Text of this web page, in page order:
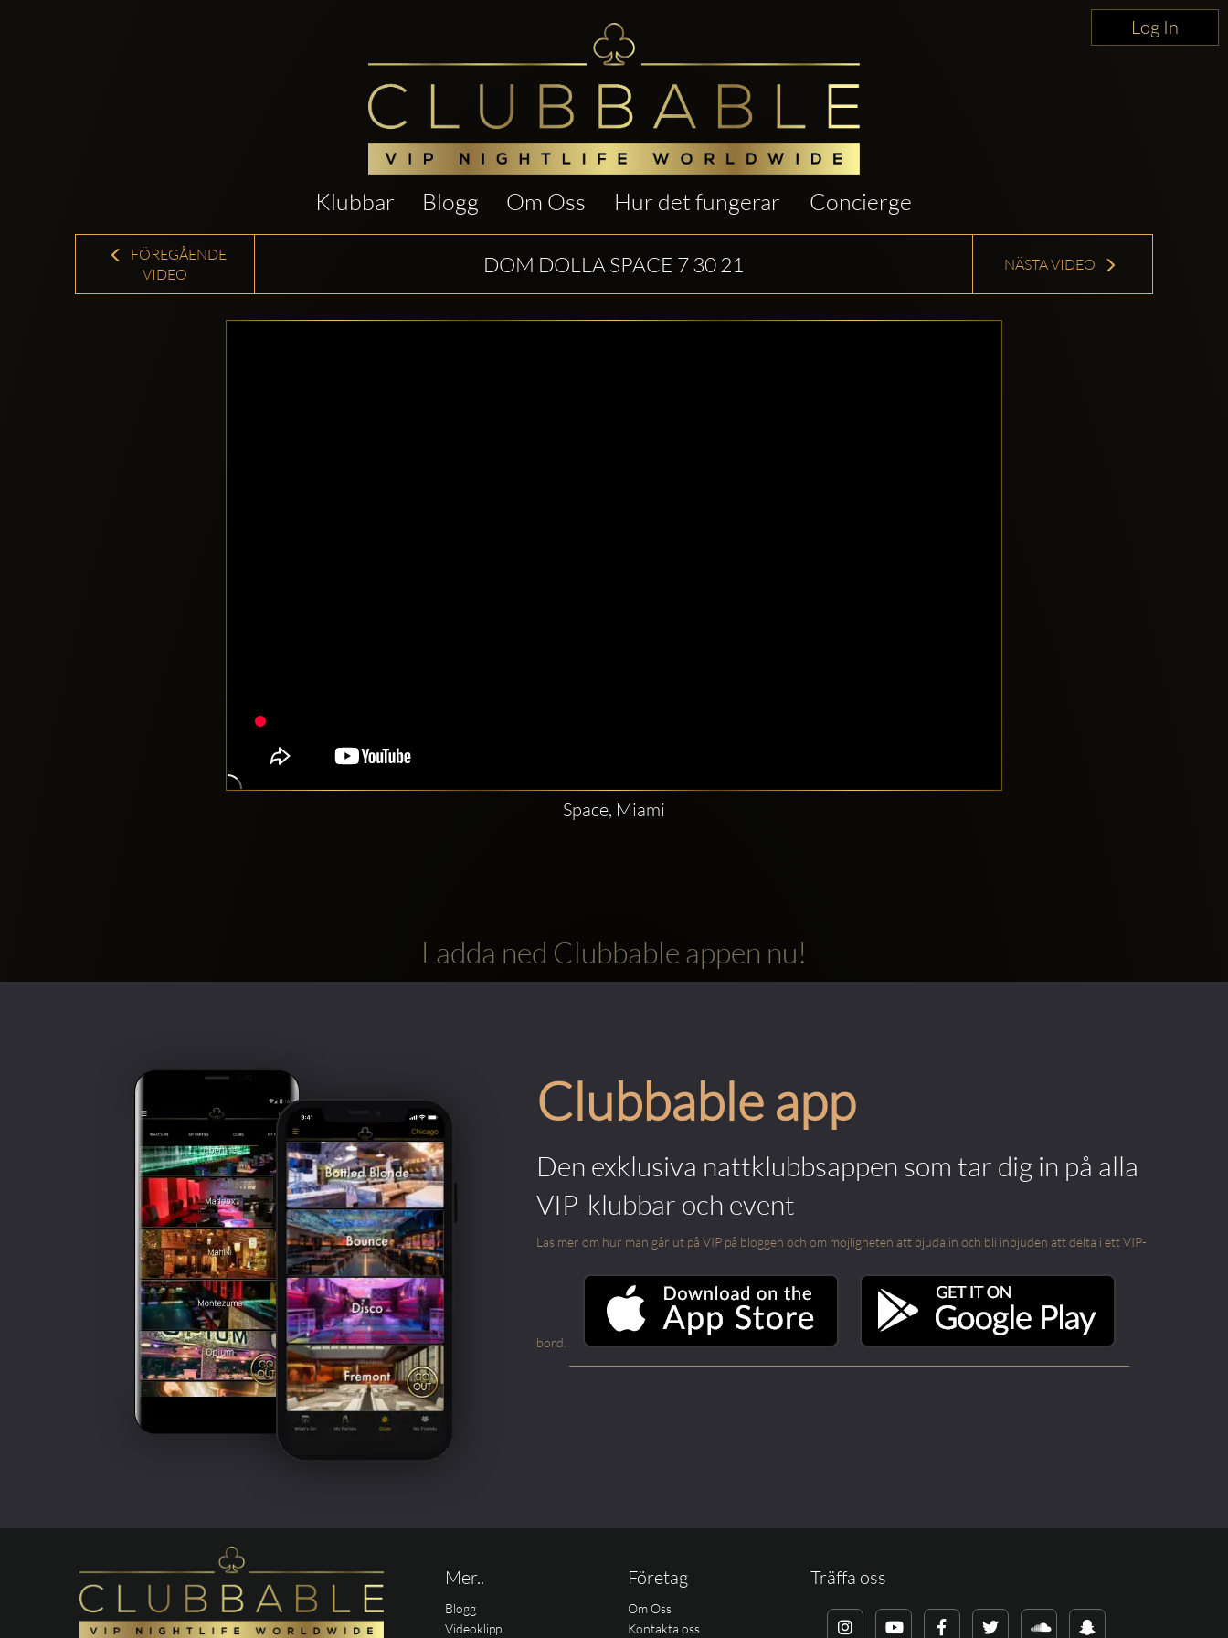
Log In
Klubbar Blogg Om Oss Hur det fungerar Concierge
FÖREGÅENDE
VIDEO
DOM DOLLA SPACE 7 30 21 NÄSTA VIDEO
Space, Miami
Ladda ned Clubbable appen nu!
Clubbable app
Den exklusiva nattklubbsappen som tar dig in på alla
VIP-klubbar och event
Läs mer om hur man går ut på VIP på bloggen och om möjligheten att bjuda in och bli inbjuden att delta i ett VIP-
bord.
Mer..
Blogg
Videoklipp
Företag
Om Oss
Kontakta oss
Träffa oss